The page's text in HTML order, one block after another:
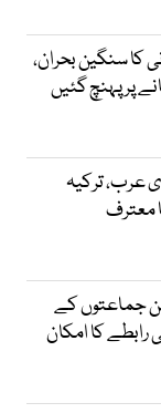
کا سنگین بحران،
عرب، ترکیہ
معترف
جماعتوں کے
کا امکان